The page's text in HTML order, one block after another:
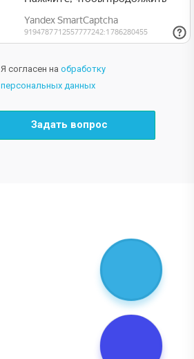
Я согласен наобработку
персональных данных
Задать вопрос